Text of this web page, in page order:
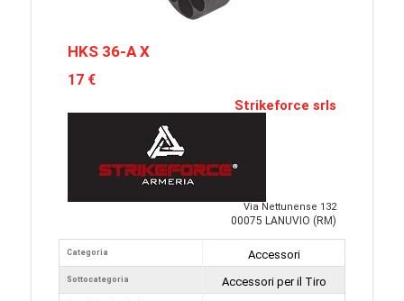
HKS 36-A X
17 €
Strikeforce srls
Via Nettunense 132
00075 LANUVIO (RM)
Categoria
Sottocategoria
Accessori
Accessori per il Tiro